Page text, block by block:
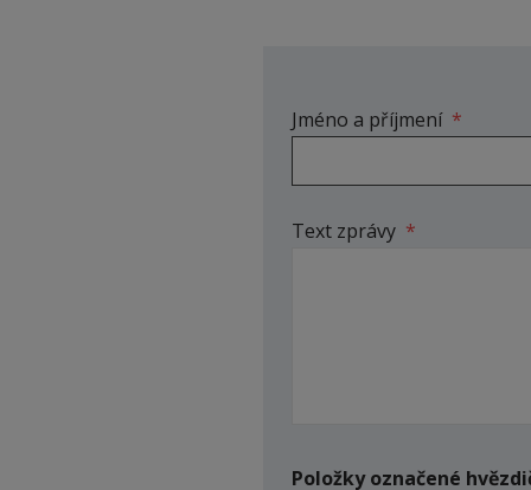
Jméno a příjmení *
Text zprávy *
Položky označené